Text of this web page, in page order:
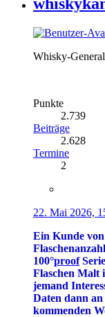
Whisky-
Punkte
2.739
Beiträge
2.628
Termine
2
22. Mai 2026,
Ein Kunde von
100°proof
Flaschen Malt
jemand
Daten dann
kommenden